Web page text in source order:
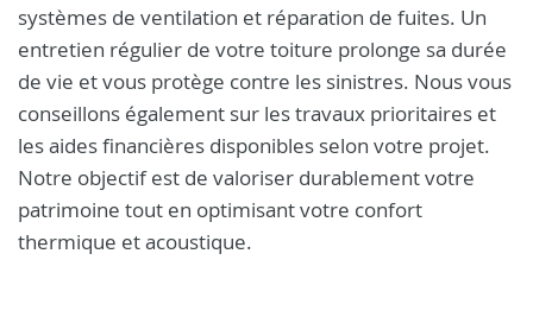
systèmes de ventilation et réparation de fuites. Un
entretien régulier de votre toiture prolonge sa durée
de vie et vous protège contre les sinistres. Nous vous
conseillons également sur les travaux prioritaires et
les aides financières disponibles selon votre projet.
Notre objectif est de valoriser durablement votre
patrimoine tout en optimisant votre confort
thermique et acoustique.